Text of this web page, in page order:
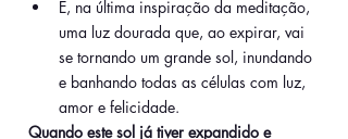
E, na última inspiração da meditação,
uma luz dourada que, ao expirar, vai
se tornando um grande sol, inundando
e banhando todas as células com luz,
amor e felicidade.
Quando este sol já tiver expandido e